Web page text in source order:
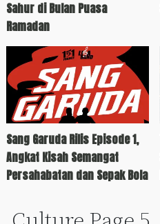
Sahur di Bulan Puasa
Ramadan
Sang Garuda Rilis Episode 1,
Angkat Kisah Semangat
Persahabatan dan Sepak Bola